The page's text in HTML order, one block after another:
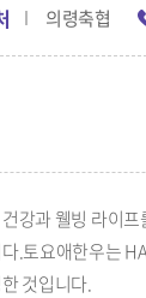
의령축협
강과 웰빙 라이
.토요애한우는
것입니다.